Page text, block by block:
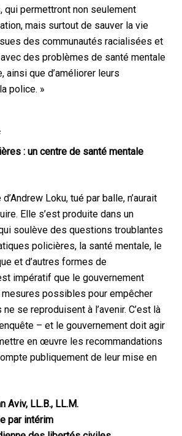
qui permettront non seulement
mais surtout de sauver la vie
des communautés racialisées et
des problèmes de santé mentale
ainsi que d’améliorer leurs
police. »
: un centre de santé mentale
Loku, tué par balle, n’aurait
Elle s’est produite dans un
soulève des questions troublantes
policières, la santé mentale, le
et d’autres formes de
impératif que le gouvernement
possibles pour empêcher
se reproduisent à l’avenir. C’est là
– et le gouvernement doit agir
en œuvre les recommandations
publiquement de leur mise en
Aviv, LL.B., LL.M.
par intérim